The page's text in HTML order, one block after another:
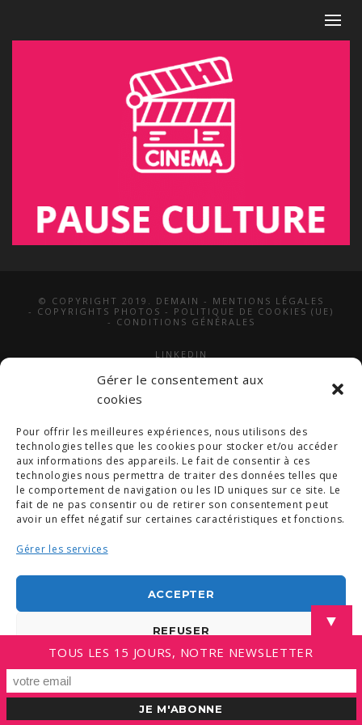
Gérer le consentement aux
cookies
Pour offrir les meilleures expériences, nous utilisons des
technologies telles que les cookies pour stocker et/ou accéder
aux informations des appareils. Le fait de consentir à ces
technologies nous permettra de traiter des données telles que
le comportement de navigation ou les ID uniques sur ce site. Le
fait de ne pas consentir ou de retirer son consentement peut
avoir un effet négatif sur certaines caractéristiques et fonctions.
Gérer les services
ACCEPTER
REFUSER
VOIR LES PRÉFÉRENCES
Politique de cookies
© COPYRIGHT 2019. DEMAIN - MENTIONS LÉGALES
- COPYRIGHTS PHOTOS - POLITIQUE DE COOKIES (UE)
- CONDITIONS GÉNÉRALES
LINKEDIN
▼
TOUS LES 15 JOURS, NOTRE NEWSLETTER